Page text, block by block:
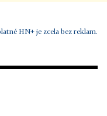
HN+ je zcela bez reklam.